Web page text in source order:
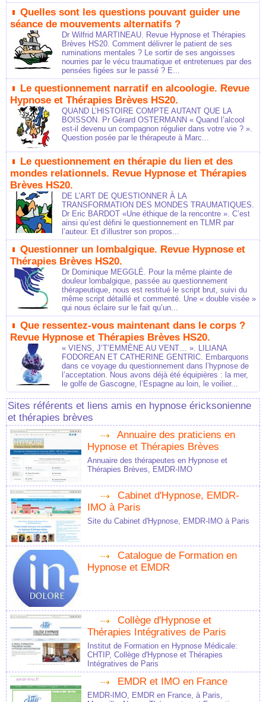
Quelles sont les questions pouvant guider une
séance de mouvements alternatifs ?
Dr Wilfrid MARTINEAU. Revue Hypnose et Thérapies
Brèves HS20. Comment délivrer le patient de ses
ruminations mentales ? Le sortir de ses angoisses
nourries par le vécu traumatique et entretenues par des
pensées figées sur le passé ? E...
Le questionnement narratif en alcoologie. Revue
Hypnose et Thérapies Brèves HS20.
QUAND L’HISTOIRE COMPTE AUTANT QUE LA
BOISSON. Pr Gérard OSTERMANN « Quand l’alcool
est-il devenu un compagnon régulier dans votre vie ? ».
Question posée par le thérapeute à Marc...
Le questionnement en thérapie du lien et des
mondes relationnels. Revue Hypnose et Thérapies
Brèves HS20.
DE L’ART DE QUESTIONNER À LA
TRANSFORMATION DES MONDES TRAUMATIQUES.
Dr Eric BARDOT «Une éthique de la rencontre ». C’est
ainsi qu’est défini le questionnement en TLMR par
l’auteur. Et d’illustrer son propos...
Questionner un lombalgique. Revue Hypnose et
Thérapies Brèves HS20.
Dr Dominique MEGGLÉ. Pour la même plainte de
douleur lombalgique, passée au questionnement
thérapeutique, nous est restitué le script brut, suivi du
même script détaillé et commenté. Une « double visée »
qui nous éclaire sur le fait qu’un...
Que ressentez-vous maintenant dans le corps ?
Revue Hypnose et Thérapies Brèves HS20.
« VIENS, J’T’EMMÈNE AU VENT… ». LILIANA
FODOREAN ET CATHERINE GENTRIC. Embarquons
dans ce voyage du questionnement dans l’hypnose de
l’acceptation. Nous avons déjà été équipières : la mer,
le golfe de Gascogne, l’Espagne au loin, le voilier...
Sites référents et liens amis en hypnose éricksonienne
et thérapies brèves
Annuaire des praticiens en
Hypnose et Thérapies Brèves
Annuaire des thérapeutes en Hypnose et
Thérapies Brèves, EMDR-IMO
Cabinet d'Hypnose, EMDR-
IMO à Paris
Site du Cabinet d'Hypnose, EMDR-IMO à Paris
Catalogue de Formation en
Hypnose et EMDR
Collège d'Hypnose et
Thérapies Intégratives de Paris
Institut de Formation en Hypnose Médicale:
CHTIP, Collège d'Hypnose et Thérapies
Intégratives de Paris
EMDR et IMO en France
EMDR-IMO, EMDR en France, à Paris,